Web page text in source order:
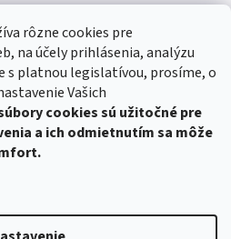
rôzne cookies pre
na účely prihlásenia, analýzu
s platnou legislatívou, prosíme, o
Vašich
cookies sú užitočné pre
a ich odmietnutím sa môže
Podhorské balikované seno